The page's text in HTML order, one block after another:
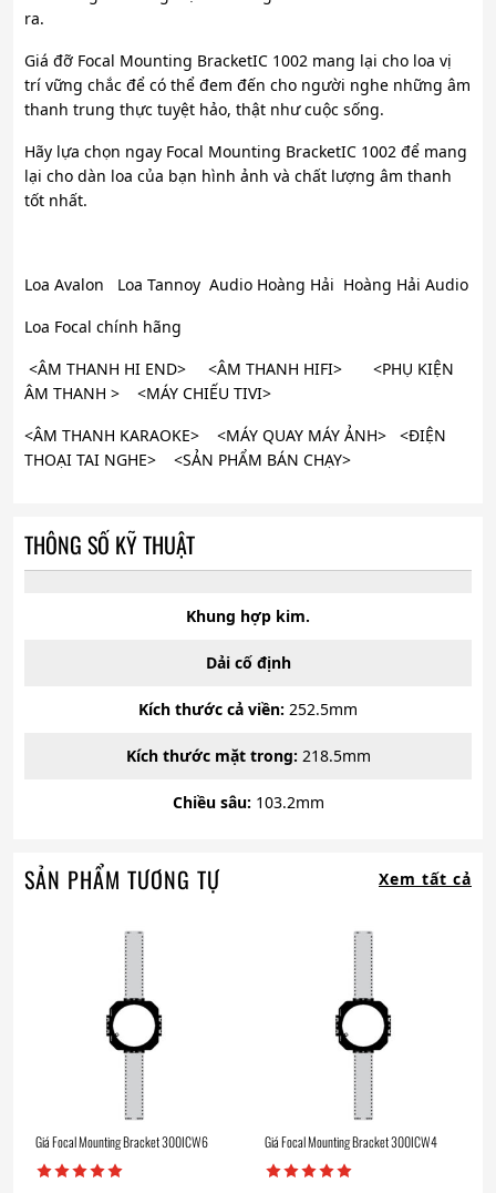
ra.
Giá đỡ Focal Mounting BracketIC 1002 mang lại cho loa vị
trí vững chắc để có thể đem đến cho người nghe những âm
thanh trung thực tuyệt hảo, thật như cuộc sống.
Hãy lựa chọn ngay Focal Mounting BracketIC 1002 để mang
lại cho dàn loa của bạn hình ảnh và chất lượng âm thanh
tốt nhất.
Loa Avalon Loa Tannoy Audio Hoàng Hải Hoàng Hải Audio
Loa Focal chính hãng
<ÂM THANH HI END> <ÂM THANH HIFI> <PHỤ KIỆN
ÂM THANH > <MÁY CHIẾU TIVI>
<ÂM THANH KARAOKE> <MÁY QUAY MÁY ẢNH> <ĐIỆN
THOẠI TAI NGHE> <SẢN PHẨM BÁN CHẠY>
THÔNG SỐ KỸ THUẬT
Khung hợp kim.
Dải cố định
Kích thước cả viền: 252.5mm
Kích thước mặt trong: 218.5mm
Chiều sâu: 103.2mm
SẢN PHẨM TƯƠNG TỰ Xem tất cả
Giá Focal Mounting Bracket 300ICW6 Giá Focal Mounting Bracket 300ICW4